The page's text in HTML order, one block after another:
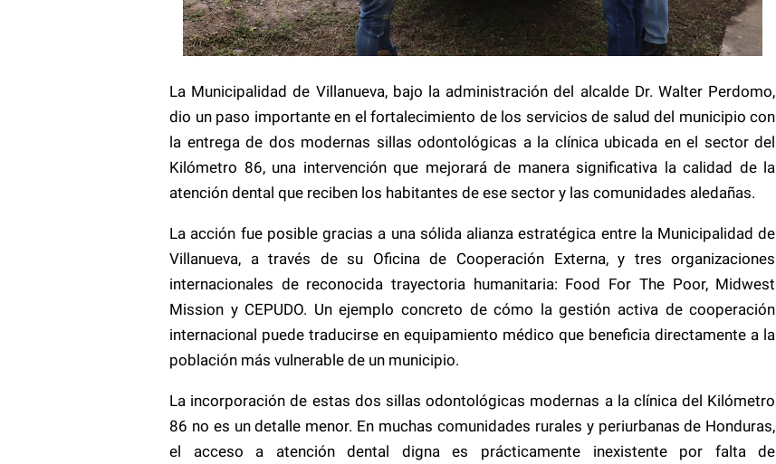
La Municipalidad de Villanueva, bajo la administración del alcalde Dr. Walter Perdomo,
dio un paso importante en el fortalecimiento de los servicios de salud del municipio con
la entrega de dos modernas sillas odontológicas a la clínica ubicada en el sector del
Kilómetro 86, una intervención que mejorará de manera significativa la calidad de la
atención dental que reciben los habitantes de ese sector y las comunidades aledañas.
La acción fue posible gracias a una sólida alianza estratégica entre la Municipalidad de
Villanueva, a través de su Oficina de Cooperación Externa, y tres organizaciones
internacionales de reconocida trayectoria humanitaria: Food For The Poor, Midwest
Mission y CEPUDO. Un ejemplo concreto de cómo la gestión activa de cooperación
internacional puede traducirse en equipamiento médico que beneficia directamente a la
población más vulnerable de un municipio.
La incorporación de estas dos sillas odontológicas modernas a la clínica del Kilómetro
86 no es un detalle menor. En muchas comunidades rurales y periurbanas de Honduras,
el acceso a atención dental digna es prácticamente inexistente por falta de